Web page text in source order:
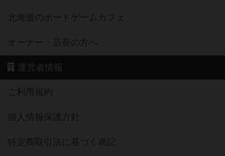
北海道のボードゲームカフェ
オーナー・店長の方へ
運営者情報
ご利用規約
個人情報保護方針
特定商取引法に基づく表記